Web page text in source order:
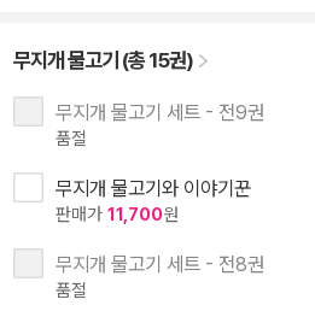
무지개 물고기 (총 15권)
무지개 물고기 세트 - 전9권
품절
무지개 물고기와 이야기꾼
판매가 11,700원
무지개 물고기 세트 - 전8권
품절